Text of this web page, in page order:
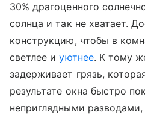
30% драгоценного
солнца и так не хватает.
конструкцию, чтобы в
светлее иуютнее. К тому
задерживает грязь,
результате окна быстро
неприглядными